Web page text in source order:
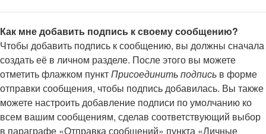
Как мне добавить подпись к своему сообщению?
Чтобы добавить подпись к сообщению, вы должны сначала
создать её в личном разделе. После этого вы можете
отметить флажком пунктПрисоединить подпись в форме
отправки сообщения, чтобы подпись добавилась. Вы также
можете настроить добавление подписи по умолчанию ко
всем вашим сообщениям, сделав соответствующий выбор
в параграфе «Отправка сообщений» пункта «Личные